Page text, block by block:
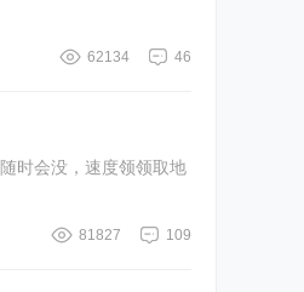
46
62134
时会没，速度领领取地
109
81827